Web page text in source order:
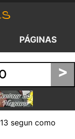
PÁGINAS
>
segun como